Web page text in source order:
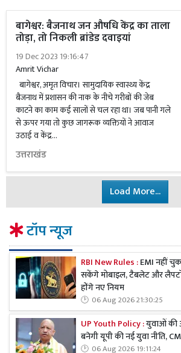
बागेश्वर: बैजनाथ जन औषधि केंद्र का ताला
तोड़ा, तो निकली ब्रांडेड दवाइयां
19 Dec 2023 19:16:47
Amrit Vichar
बागेश्वर, अमृत विचार। सामुदायिक स्वास्थ्य केंद्र
बैजनाथ में प्रशासन की नाक के नीचे गरीबों की जेब
काटने का काम कई सालों से चल रहा था। जब पानी गले
से ऊपर गया तो कुछ जागरूक व्यक्तियों ने आवाज
उठाई व केंद्र...
उत्तराखंड
Load More...
टॉप न्यूज
RBI New Rules :EMI नहीं
सकेंगे मोबाइल, टैबलेट और
होंगे नए नियम
06 Aug 2026 21:30:25
UP Youth Policy :युवाओं
बनेगी यूपी की नई युवा नीति,
06 Aug 2026 19:11:24